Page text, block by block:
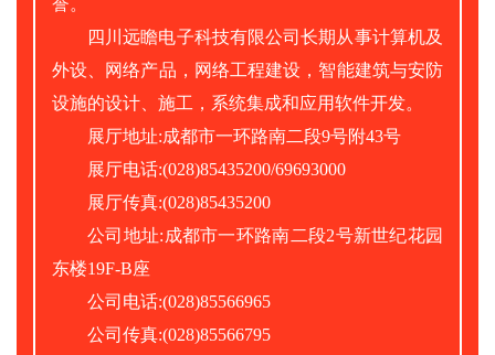
誉。
四川远瞻电子科技有限公司长期从事计算机及
外设、网络产品，网络工程建设，智能建筑与安防
设施的设计、施工，系统集成和应用软件开发。
展厅地址:成都市一环路南二段9号附43号
展厅电话:(028)85435200/69693000
展厅传真:(028)85435200
公司地址:成都市一环路南二段2号新世纪花园
东楼19F-B座
公司电话:(028)85566965
公司传真:(028)85566795